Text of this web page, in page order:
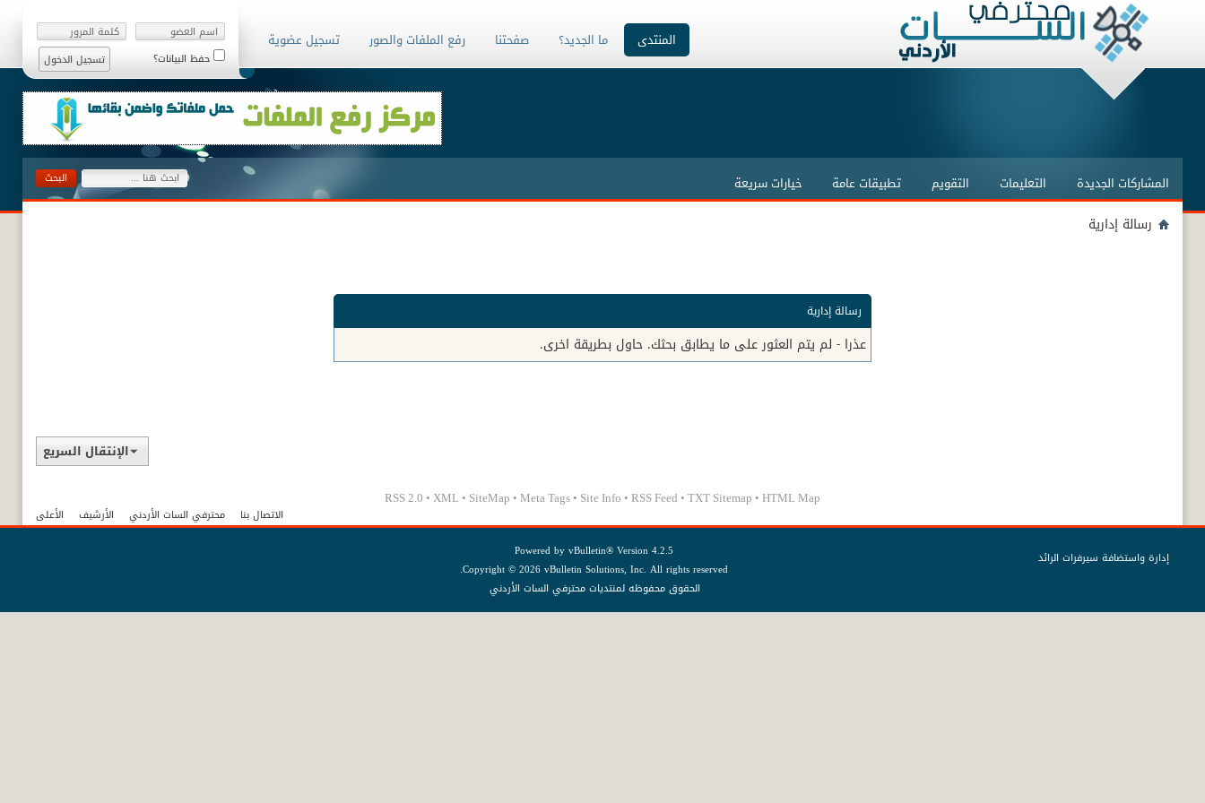
حفظ البيانات؟
المنتدى
المشاركات الجديدة التعليمات التقويم تطبيقات عامة خيارات سريعة
ما الجديد؟ صفحتنا رفع الملفات والصور تسجيل عضوية
رسالة إدارية
رسالة إدارية
عذرا - لم يتم العثور على ما يطابق بحثك. حاول بطريقة اخرى.
الإنتقال السريع
RSS 2.0 • XML • SiteMap • Meta Tags • Site Info • RSS Feed • TXT Sitemap • HTML Map
الاتصال بنا محترفي السات الأردني الأرشيف الأعلى
إدارة واستضافة سيرفرات الرائد Powered byvBulletin®Version 4.2.5
Copyright © 2026 vBulletin Solutions, Inc. All rights reserved.
الحقوق محفوظه لمنتديات محترفي السات الأردني